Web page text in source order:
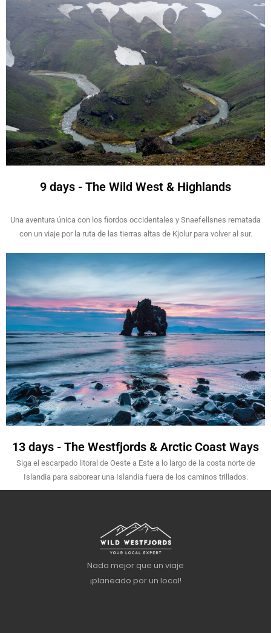
9 days - The Wild West & Highlands
Una aventura única con los fiordos occidentales y Snaefellsnes rematada
con un viaje por la ruta de las tierras altas de Kjolur para volver al sur.
13 days - The Westfjords & Arctic Coast Ways
Siga el escarpado litoral de Oeste a Este a lo largo de la costa norte de
Islandia para saborear una Islandia fuera de los caminos trillados.
Nada mejor que un viaje
¡planeado por un local!